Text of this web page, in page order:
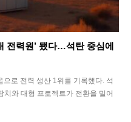
전력원’ 됐다…석탄 중심에
로 전력 생산 1위를 기록했다. 석
치와 대형 프로젝트가 전환을 밀어